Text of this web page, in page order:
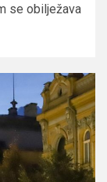
se obilježava